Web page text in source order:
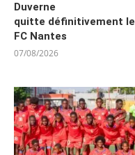
Duverne
quitte définitivement le
FC Nantes
07/08/2026